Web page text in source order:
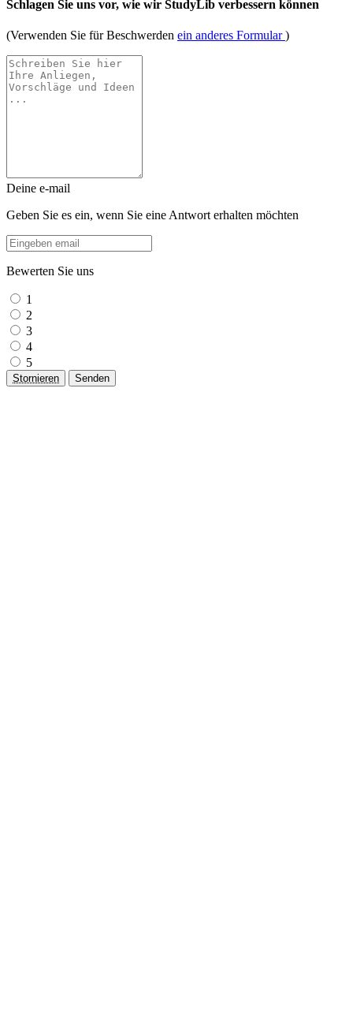
Schlagen Sie uns vor, wie wir StudyLib verbessern können
(Verwenden Sie für Beschwerden ein anderes Formular)
Deine e-mail
Geben Sie es ein, wenn Sie eine Antwort erhalten möchten
Bewerten Sie uns
1
2
3
4
5
Stornieren Senden